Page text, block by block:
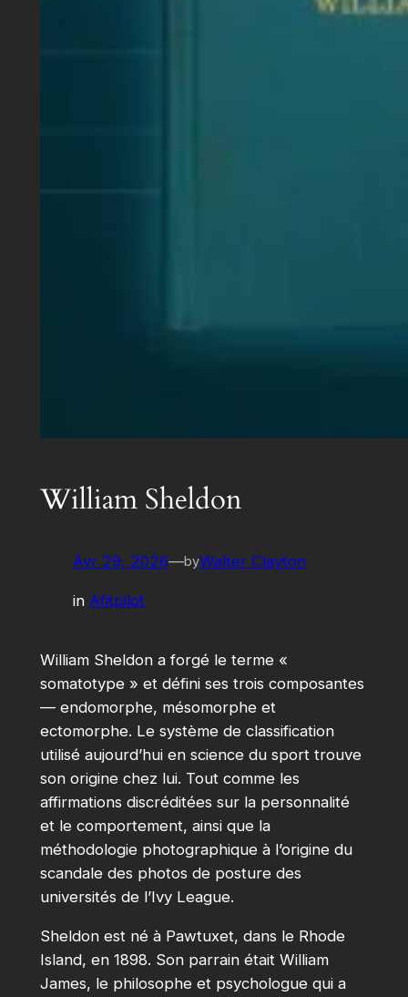
William Sheldon
Avr 29, 2026—byWalter Clayton
in Afitpilot
William Sheldon a forgé le terme «
somatotype » et défini ses trois composantes
— endomorphe, mésomorphe et
ectomorphe. Le système de classification
utilisé aujourd’hui en science du sport trouve
son origine chez lui. Tout comme les
affirmations discréditées sur la personnalité
et le comportement, ainsi que la
méthodologie photographique à l’origine du
scandale des photos de posture des
universités de l’Ivy League.
Sheldon est né à Pawtuxet, dans le Rhode
Island, en 1898. Son parrain était William
James, le philosophe et psychologue qui a